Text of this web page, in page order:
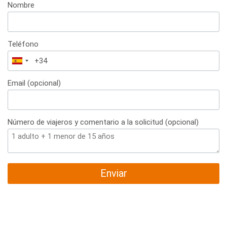
Nombre
Teléfono
España
+34
Email (opcional)
Número de viajeros y comentario a la solicitud (opcional)
Enviar